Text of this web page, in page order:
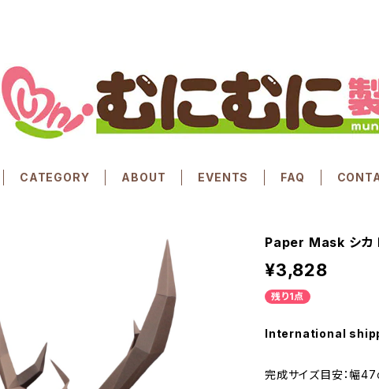
CATEGORY ABOUT EVENTS FAQ
Paper Mask シカ
¥3,828
残り1点
International
完成サイズ目安：幅